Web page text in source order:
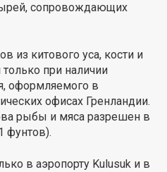
сопровождающих
из китового уса, кости и
при наличии
оформляемого в
офисах Гренландии.
рыбы и мяса разрешен в
фунтов).
в аэропорту Kulusuk и в